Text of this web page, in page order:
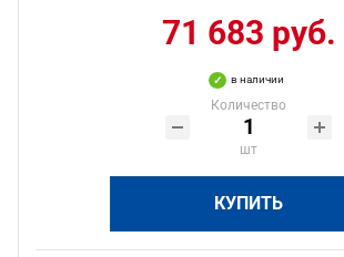
71 683 руб.
в наличии
Количество
шт
КУПИТЬ